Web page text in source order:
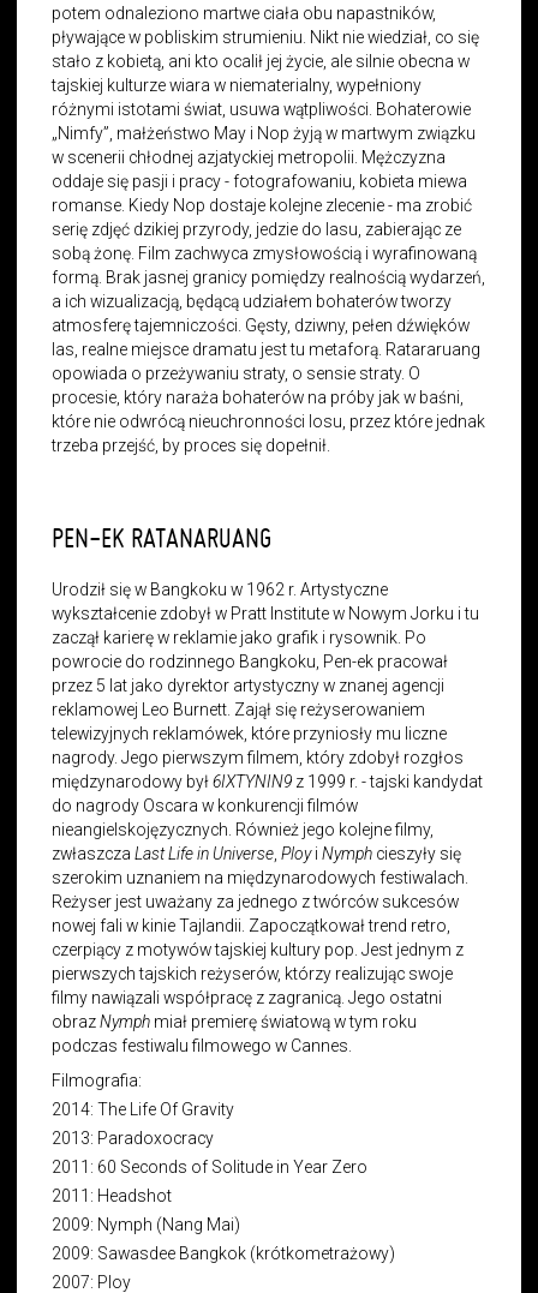
potem odnaleziono martwe ciała obu napastników,
pływające w pobliskim strumieniu. Nikt nie wiedział, co się
stało z kobietą, ani kto ocalił jej życie, ale silnie obecna w
tajskiej kulturze wiara w niematerialny, wypełniony
różnymi istotami świat, usuwa wątpliwości. Bohaterowie
„Nimfy”, małżeństwo May i Nop żyją w martwym związku
w scenerii chłodnej azjatyckiej metropolii. Mężczyzna
oddaje się pasji i pracy - fotografowaniu, kobieta miewa
romanse. Kiedy Nop dostaje kolejne zlecenie - ma zrobić
serię zdjęć dzikiej przyrody, jedzie do lasu, zabierając ze
sobą żonę. Film zachwyca zmysłowością i wyrafinowaną
formą. Brak jasnej granicy pomiędzy realnością wydarzeń,
a ich wizualizacją, będącą udziałem bohaterów tworzy
atmosferę tajemniczości. Gęsty, dziwny, pełen dźwięków
las, realne miejsce dramatu jest tu metaforą. Ratararuang
opowiada o przeżywaniu straty, o sensie straty. O
procesie, który naraża bohaterów na próby jak w baśni,
które nie odwrócą nieuchronności losu, przez które jednak
trzeba przejść, by proces się dopełnił.
PEN-EK RATANARUANG
Urodził się w Bangkoku w 1962 r. Artystyczne
wykształcenie zdobył w Pratt Institute w Nowym Jorku i tu
zaczął karierę w reklamie jako grafik i rysownik. Po
powrocie do rodzinnego Bangkoku, Pen-ek pracował
przez 5 lat jako dyrektor artystyczny w znanej agencji
reklamowej Leo Burnett. Zajął się reżyserowaniem
telewizyjnych reklamówek, które przyniosły mu liczne
nagrody. Jego pierwszym filmem, który zdobył rozgłos
międzynarodowy był6IXTYNIN9 z 1999 r. - tajski kandydat
do nagrody Oscara w konkurencji filmów
nieangielskojęzycznych. Również jego kolejne filmy,
zwłaszczaLast Life in Universe ,PloyiNymph cieszyły się
szerokim uznaniem na międzynarodowych festiwalach.
Reżyser jest uważany za jednego z twórców sukcesów
nowej fali w kinie Tajlandii. Zapoczątkował trend retro,
czerpiący z motywów tajskiej kultury pop. Jest jednym z
pierwszych tajskich reżyserów, którzy realizując swoje
filmy nawiązali współpracę z zagranicą. Jego ostatni
obrazNymph miał premierę światową w tym roku
podczas festiwalu filmowego w Cannes.
Filmografia:
2014: The Life Of Gravity
2013: Paradoxocracy
2011: 60 Seconds of Solitude in Year Zero
2011: Headshot
2009: Nymph (Nang Mai)
2009: Sawasdee Bangkok (krótkometrażowy)
2007: Ploy